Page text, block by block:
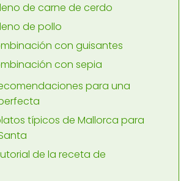
de carne de cerdo
de pollo
con guisantes
con sepia
para una
típicos de Mallorca para
de la receta de